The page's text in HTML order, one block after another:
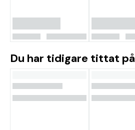
Du har tidigare tittat på